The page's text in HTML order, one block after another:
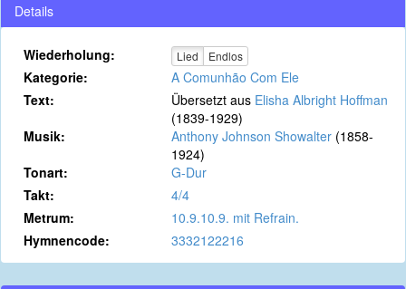
Details
Wiederholung: Lied Endlos
Kategorie:
A Comunhão Com Ele
Text:
Übersetzt aus Elisha Albright Hoffman
(1839-1929)
Musik:
Anthony Johnson Showalter (1858-
1924)
Tonart:
G-Dur
Takt:
4/4
Metrum:
10.9.10.9. mit Refrain.
Hymnencode:
3332122216